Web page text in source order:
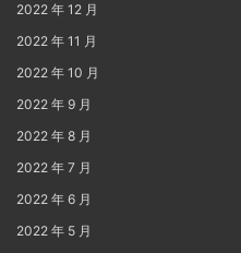
2022 年 12 月
2022 年 11 月
2022 年 10 月
2022 年 9 月
2022 年 8 月
2022 年 7 月
2022 年 6 月
2022 年 5 月